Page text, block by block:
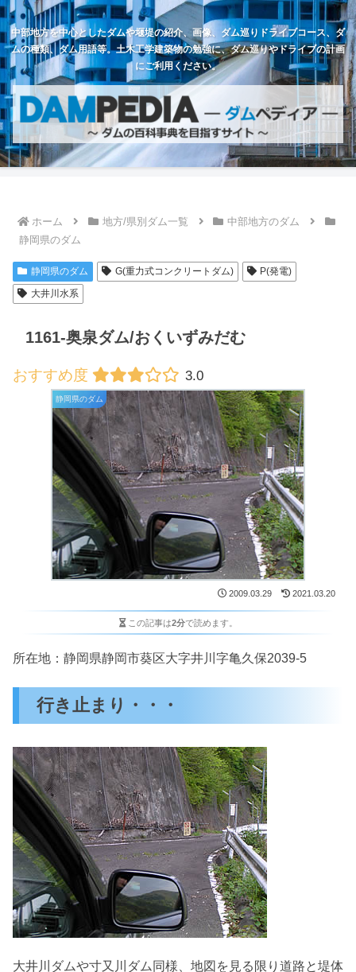
中部地方を中心としたダムや堰堤の紹介、画像、ダム巡りドライブコース、ダ
ムの種類、ダム用語等。土木工学建築物の勉強に、ダム巡りやドライブの計画
にご利用ください。
ホーム 地方/県別ダム一覧
中部地方のダム
静岡県のダム
静岡県のダム G(重力式コンクリートダム)
P(発電)
大井川水系
1161-奥泉ダム/おくいずみだむ
3.0
静岡県のダム
2009.03.29 2021.03.20
この記事は2分で読めます。
所在地：静岡県静岡市葵区大字井川字亀久保2039-5
行き止まり・・・
大井川ダムや寸又川ダム同様、地図を見る限り道路と堤体